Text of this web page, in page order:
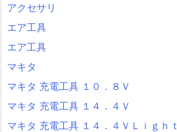
アクセサリ
エア工具
エア工具
マキタ
マキタ 充電工具 １０．８Ｖ
マキタ 充電工具 １４．４Ｖ
マキタ 充電工具 １４．４ＶＬｉｇｈｔ